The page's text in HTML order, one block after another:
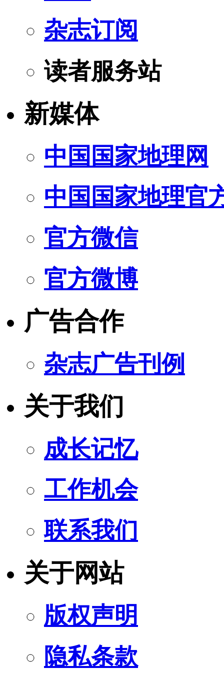
杂志订阅
读者服务站
新媒体
中国国家地理网
中国国家地理官
官方微信
官方微博
广告合作
杂志广告刊例
关于我们
成长记忆
工作机会
联系我们
关于网站
版权声明
隐私条款